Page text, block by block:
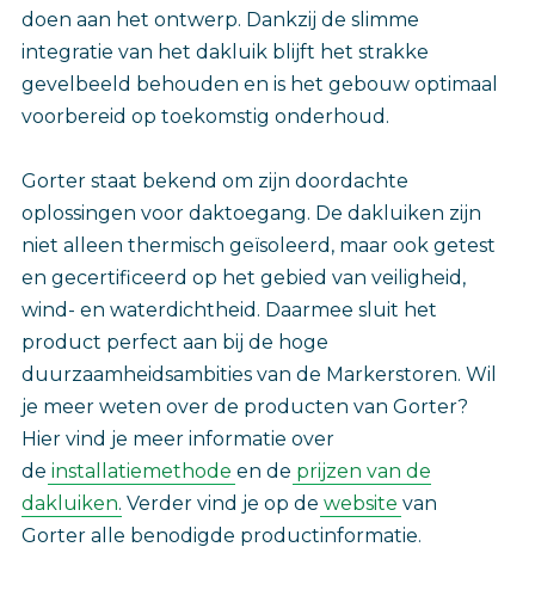
doen aan het ontwerp. Dankzij de slimme
integratie van het dakluik blijft het strakke
gevelbeeld behouden en is het gebouw optimaal
voorbereid op toekomstig onderhoud.
Gorter staat bekend om zijn doordachte
oplossingen voor daktoegang. De dakluiken zijn
niet alleen thermisch geïsoleerd, maar ook getest
en gecertificeerd op het gebied van veiligheid,
wind- en waterdichtheid. Daarmee sluit het
product perfect aan bij de hoge
duurzaamheidsambities van de Markerstoren. Wil
je meer weten over de producten van Gorter?
Hier vind je meer informatie over
de installatiemethode en de prijzen van de
dakluiken. Verder vind je op de website van
Gorter alle benodigde productinformatie.